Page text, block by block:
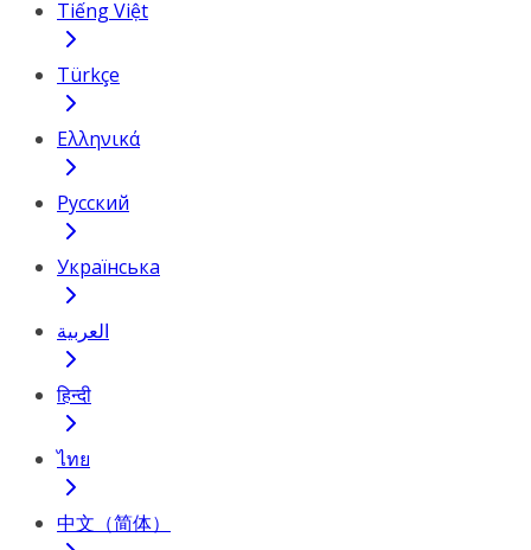
Tiếng Việt
Türkçe
Ελληνικά
Русский
Українська
العربية
हिन्दी
ไทย
中文（简体）